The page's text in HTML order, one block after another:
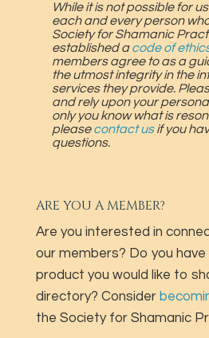
While it is not possible for
each and every person
Society for Shamanic
established acode of
members agree to as a
the utmost integrity in the
services they provide.
and rely upon your
only you know what is
pleasecontact usif you
questions.
ARE YOU A MEMBER?
Are you interested in
our members? Do you
product you would like to
directory? Consider
the Society for Shamanic